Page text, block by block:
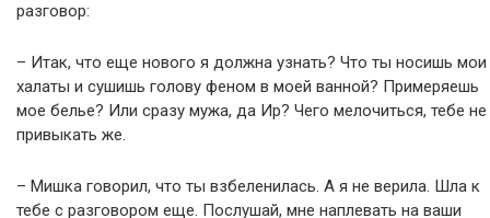
разговор:
– Итак, что еще нового я должна узнать? Что ты носишь мои
халаты и сушишь голову феном в моей ванной? Примеряешь
мое белье? Или сразу мужа, да Ир? Чего мелочиться, тебе не
привыкать же.
– Мишка говорил, что ты взбеленилась. А я не верила. Шла к
тебе с разговором еще. Послушай, мне наплевать на ваши